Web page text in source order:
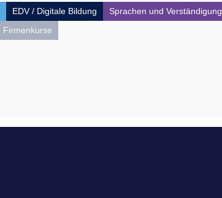
EDV / Digitale Bildung Sprachen und Verständigung
Firmenkurse